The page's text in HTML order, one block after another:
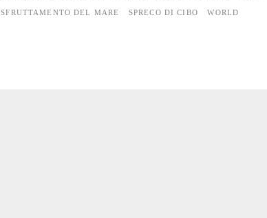
SFRUTTAMENTO DEL MARE SPRECO DI CIBO WORLD